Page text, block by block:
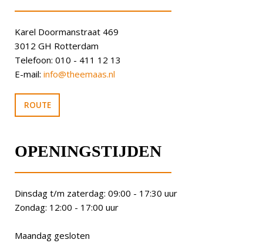
Karel Doormanstraat 469
3012 GH Rotterdam
Telefoon: 010 - 411 12 13
E-mail: info@theemaas.nl
ROUTE
OPENINGSTIJDEN
Dinsdag t/m zaterdag: 09:00 - 17:30 uur
Zondag: 12:00 - 17:00 uur
Maandag gesloten